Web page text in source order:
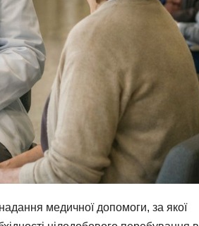
медичної допомоги, за якої